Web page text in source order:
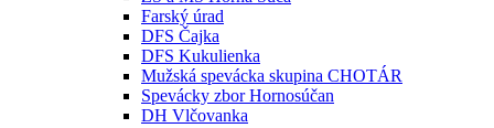
Farský úrad
DFS Čajka
DFS Kukulienka
Mužská spevácka skupina CHOTÁR
Spevácky zbor Hornosúčan
DH Vlčovanka